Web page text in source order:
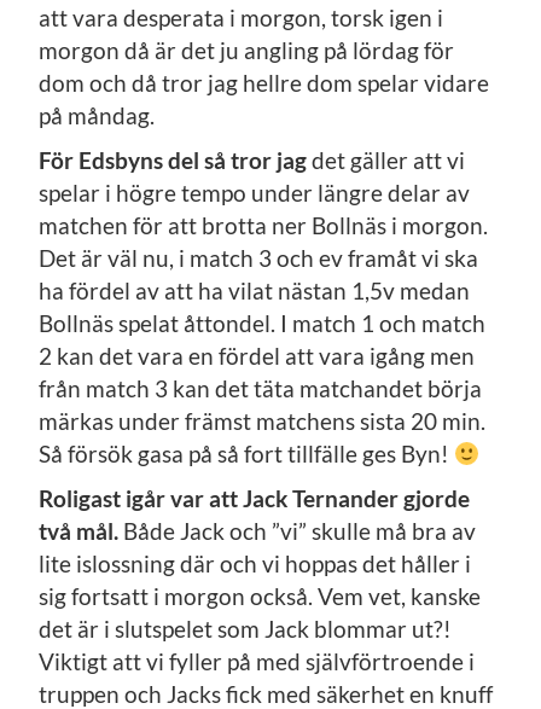
att vara desperata i morgon, torsk igen i
morgon då är det ju angling på lördag för
dom och då tror jag hellre dom spelar vidare
på måndag.
För Edsbyns del så tror jagdet gäller att vi
spelar i högre tempo under längre delar av
matchen för att brotta ner Bollnäs i morgon.
Det är väl nu, i match 3 och ev framåt vi ska
ha fördel av att ha vilat nästan 1,5v medan
Bollnäs spelat åttondel. I match 1 och match
2 kan det vara en fördel att vara igång men
från match 3 kan det täta matchandet börja
märkas under främst matchens sista 20 min.
Så försök gasa på så fort tillfälle ges Byn!
Roligast igår var att Jack Ternander gjorde
två mål. Både Jack och ”vi” skulle må bra av
lite islossning där och vi hoppas det håller i
sig fortsatt i morgon också. Vem vet, kanske
det är i slutspelet som Jack blommar ut?!
Viktigt att vi fyller på med självförtroende i
truppen och Jacks fick med säkerhet en knuff